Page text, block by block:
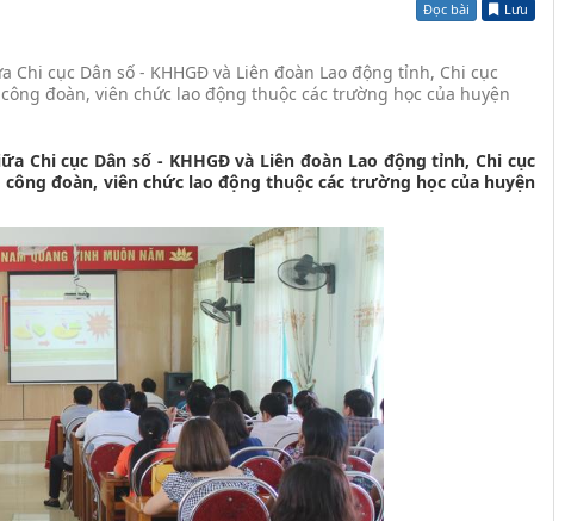
Đọc bài Lưu
cục Dân số - KHHGĐ và Liên đoàn Lao động tỉnh, Chi cục
đoàn, viên chức lao động thuộc các trường học của huyện
Chi cục Dân số - KHHGĐ và Liên đoàn Lao động tỉnh, Chi cục
đoàn, viên chức lao động thuộc các trường học của huyện